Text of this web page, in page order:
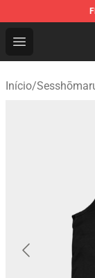
Open menu
Inuyasha
Início/